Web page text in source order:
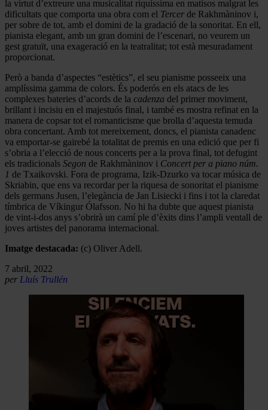
la virtut d’extreure una musicalitat riquíssima en matisos malgrat les
dificultats que comporta una obra com el Tercer de Rakhmàninov i,
per sobre de tot, amb el domini de la gradació de la sonoritat. En ell,
pianista elegant, amb un gran domini de l’escenari, no veurem un
gest gratuït, una exageració en la teatralitat; tot està mesuradament
proporcionat.
Però a banda d’aspectes “estètics”, el seu pianisme posseeix una
amplíssima gamma de colors. És poderós en els atacs de les
complexes bateries d’acords de la cadenza del primer moviment,
brillant i incisiu en el majestuós final, i també es mostra refinat en la
manera de copsar tot el romanticisme que brolla d’aquesta temuda
obra concertant. Amb tot mereixement, doncs, el pianista canadenc
va emportar-se gairebé la totalitat de premis en una edició que per fi
s’obria a l’elecció de nous concerts per a la prova final, tot defugint
els tradicionals Segon de Rakhmàninov i Concert per a piano núm.
1 de Txaikovski. Fora de programa, Izik-Dzurko va tocar música de
Skriabin, que ens va recordar per la riquesa de sonoritat el pianisme
dels germans Jusen, l’elegància de Jan Lisiecki i fins i tot la claredat
tímbrica de Víkingur Ólafsson. No hi ha dubte que aquest pianista
de vint-i-dos anys s’obrirà un camí ple d’èxits dins l’ampli ventall de
joves artistes del panorama internacional.
Imatge destacada: (c) Oliver Adell.
7 abril, 2022
per Lluís Trullén